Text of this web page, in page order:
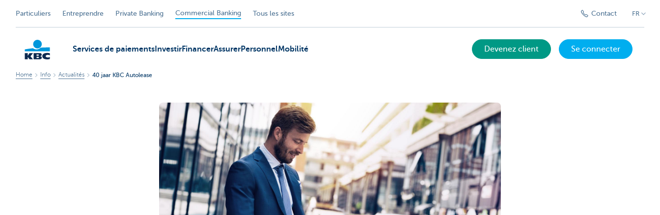
Particuliers Entreprendre Private Banking Commercial Banking Tous les sites Contact FR
Services de paiements InvestirFinancerAssurerPersonnelMobilité Devenez client Se connecter
Home Info Actualités 40 jaar KBC Autolease